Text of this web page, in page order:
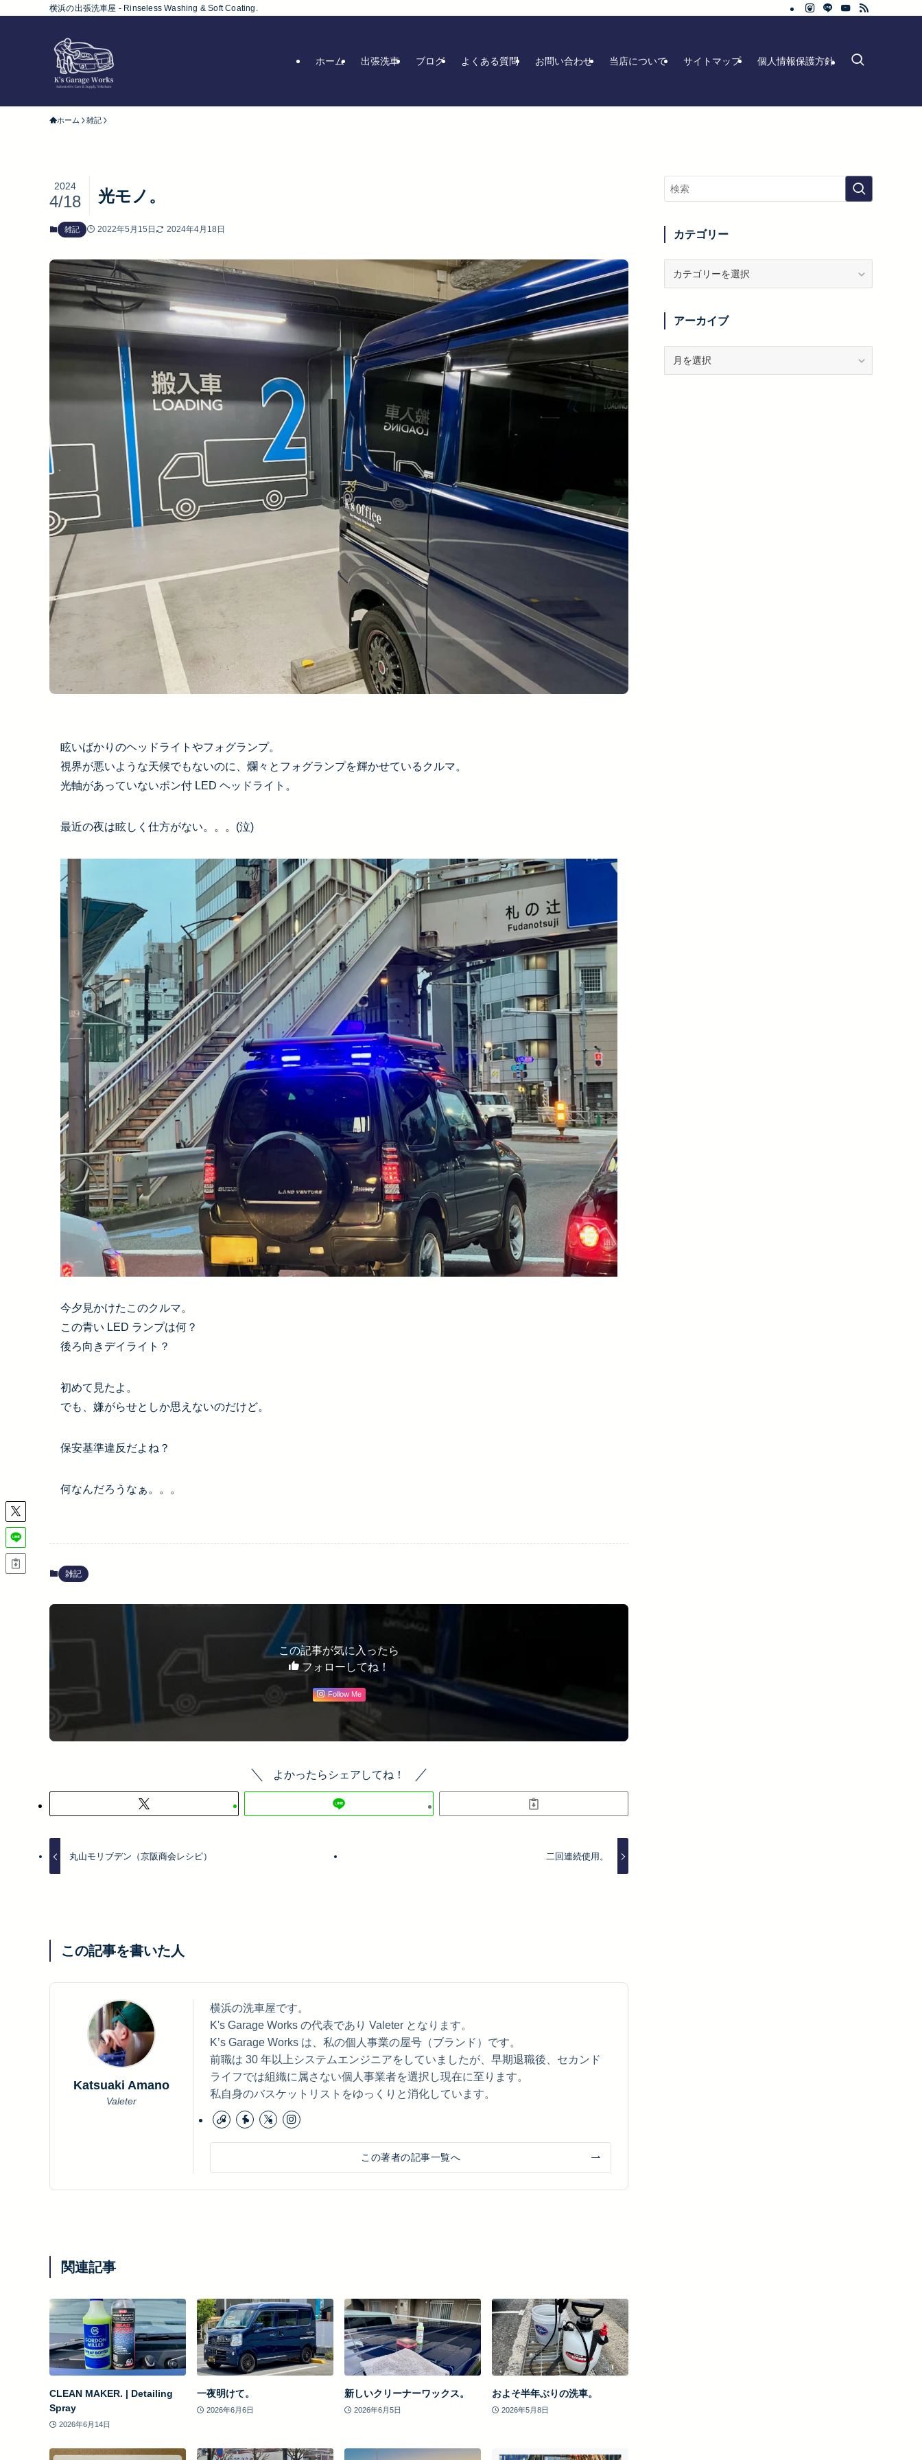
横浜の出張洗車屋 - Rinseless Washing & Soft Coating.
ホーム 出張洗車 ブログ よくある質問 お問い合わせ 当店について サイトマップ 個人情報保護方針
ホーム 雑記
光モノ。
2024
4/18
雑記 2022年5月15日 2024年4月18日
眩いばかりのヘッドライトやフォグランプ。
視界が悪いような天候でもないのに、爛々とフォグランプを輝かせているクルマ。
光軸があっていないポン付 LED ヘッドライト。
最近の夜は眩しく仕方がない。。。(泣)
今夕見かけたこのクルマ。
この青い LED ランプは何？
後ろ向きデイライト？
初めて見たよ。
でも、嫌がらせとしか思えないのだけど。
保安基準違反だよね？
何なんだろうなぁ。。。
雑記
この記事が気に入ったら
フォローしてね！
Follow Me
よかったらシェアしてね！
丸山モリブデン（京阪商会レシピ） 二回連続使用。
この記事を書いた人
Katsuaki Amano
Valeter
横浜の洗車屋です。
K's Garage Works の代表であり Valeter となります。
K’s Garage Works は、私の個人事業の屋号（ブランド）です。
前職は 30 年以上システムエンジニアをしていましたが、早期退職後、セカンド
ライフでは組織に属さない個人事業者を選択し現在に至ります。
私自身のバスケットリストをゆっくりと消化しています。
この著者の記事一覧へ
関連記事
CLEAN MAKER. | Detailing
Spray
2026年6月14日
一夜明けて。
2026年6月6日
新しいクリーナーワックス。
2026年6月5日
およそ半年ぶりの洗車。
2026年5月8日
カテゴリー
リ
アーカイブ